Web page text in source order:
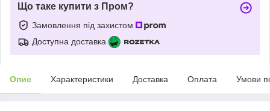
Що таке купити з Пром?
Замовлення під захистом
Доступна доставка
Опис Характеристики Доставка Оплата Умови